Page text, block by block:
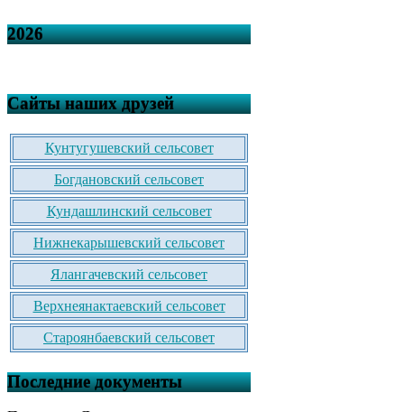
2026
Сайты наших друзей
Кунтугушевский сельсовет
Богдановский сельсовет
Кундашлинский сельсовет
Нижнекарышевский сельсовет
Ялангачевский сельсовет
Верхнеянактаевский сельсовет
Староянбаевский сельсовет
Последние документы